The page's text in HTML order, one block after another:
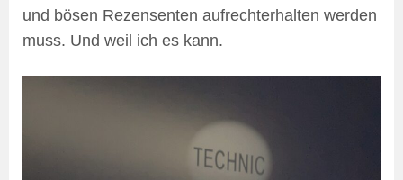
und bösen Rezensenten aufrechterhalten werden
muss. Und weil ich es kann.